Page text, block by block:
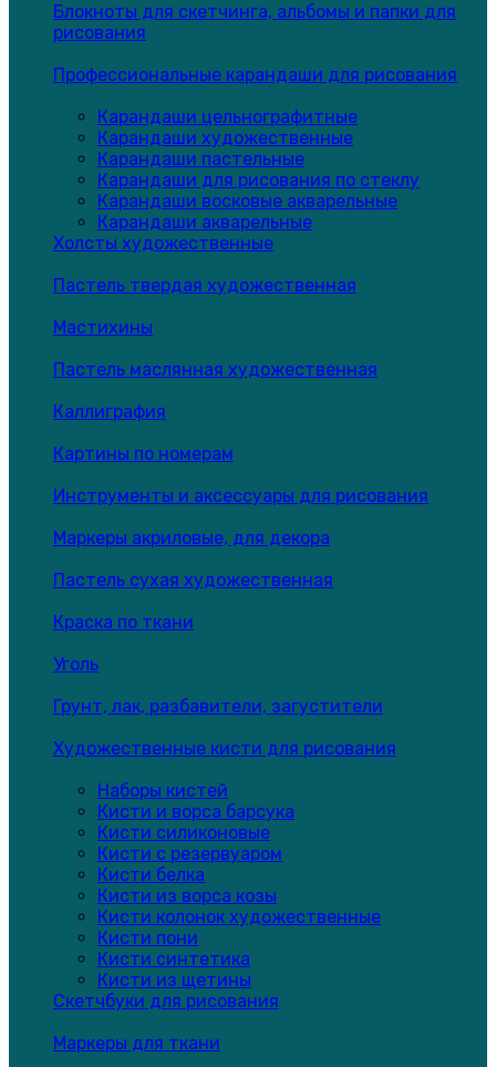
Блокноты для скетчинга, альбомы и папки для
рисования
Профессиональные карандаши для рисования
Карандаши цельнографитные
Карандаши художественные
Карандаши пастельные
Карандаши для рисования по стеклу
Карандаши восковые акварельные
Карандаши акварельные
Холсты художественные
Пастель твердая художественная
Мастихины
Пастель маслянная художественная
Каллиграфия
Картины по номерам
Инструменты и аксессуары для рисования
Маркеры акриловые, для декора
Пастель сухая художественная
Краска по ткани
Уголь
Грунт, лак, разбавители, загустители
Художественные кисти для рисования
Наборы кистей
Кисти и ворса барсука
Кисти силиконовые
Кисти с резервуаром
Кисти белка
Кисти из ворса козы
Кисти колонок художественные
Кисти пони
Кисти синтетика
Кисти из щетины
Скетчбуки для рисования
Маркеры для ткани